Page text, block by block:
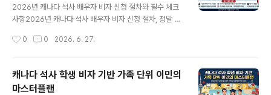
지고 있습니다. 캐나다 이민부(IRCC)의 이민 행정은 결코
신청자의 사정을 봐주는 자선 단체가 아니며, 단 한 가지의
정착의 꿈을 송두리째 무너뜨리는 파멸적 결과를 초래할
2026년 캐나다 석사 배우자 비자 신청 절차와 필수 체크
사항2026년 캐나다 석사 배우자 비자 신청 절차, 정말 이
에서 승리하기 위해 배수진을 친 가족들에게, 배우자 오픈
은 주 신청자가 학업이라는 장기전에 몰입하는 동안 가족
의 재무적 생명줄을 방어하고, 영주권이라는 최종 목적지
에 도달하기 위해 현지 경력 점수를 쌍포로 쌓아 올릴 가장
0 0 2026. 6. 27.
캐나다 석사 학생 비자 기반 가족 단위 이민의
마스터플랜